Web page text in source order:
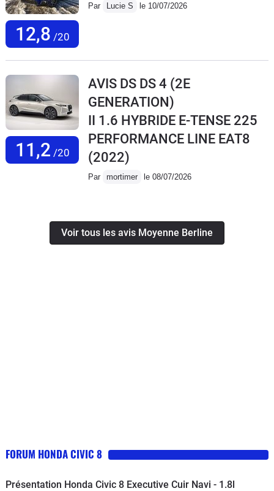
12,8 /20
Par Lucie S le 10/07/2026
11,2 /20
AVIS DS DS 4 (2E
GENERATION)
II 1.6 HYBRIDE E-TENSE 225
PERFORMANCE LINE EAT8
(2022)
Par mortimer le 08/07/2026
Voir tous les avis Moyenne Berline
FORUM HONDA CIVIC 8
Présentation Honda Civic 8 Executive Cuir Navi - 1.8l